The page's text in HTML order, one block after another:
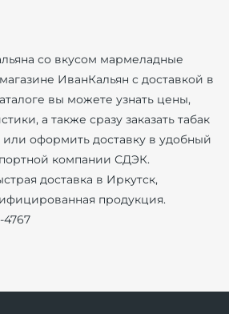
со вкусом мармеладные
ИванКальян с доставкой в
вы можете узнать цены,
а также сразу заказать табак
или оформить доставку в удобный
компании СДЭК.
доставка в Иркутск,
продукция.
4767